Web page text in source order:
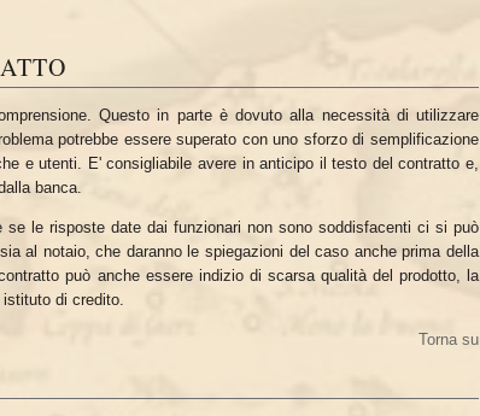
Questo in parte è dovuto alla necessità di utilizzare
potrebbe essere superato con uno sforzo di semplificazione
e utenti. E' consigliabile avere in anticipo il testo del contratto e,
banca.
le risposte date dai funzionari non sono soddisfacenti ci si può
al notaio, che daranno le spiegazioni del caso anche prima della
può anche essere indizio di scarsa qualità del prodotto, la
di credito.
Torna su